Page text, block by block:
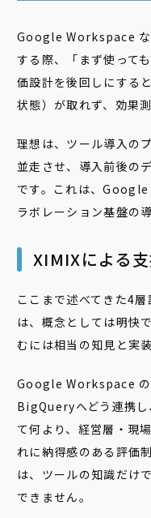
Google Workspace な
する際、「まず使って
価設計を後回しにする
状態）が取れず、効果
理想は、ツール導入の
並走させ、導入前後の
です。これは、
ラボレーション基盤の
XIMIXによる
ここまで述べてきた4
は、概念としては明快
むには相当の知見と実
Google Workspace の
BigQueryへどう連携し
て何より、経営層・現
れに納得感のある評価
は、ツールの知識だけ
できません。